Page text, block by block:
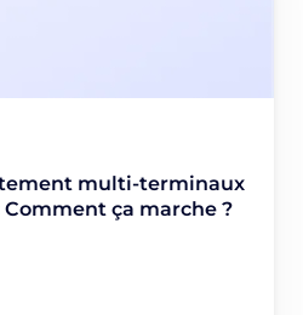
multi-terminaux
ça marche ?